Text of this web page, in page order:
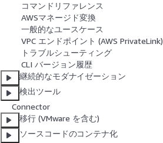
コマンドリファレンス
AWSマネージド変換
一般的なユースケース
VPC エンドポイント (AWS PrivateLink)
トラブルシューティング
CLI バージョン履歴
継続的なモダナイゼーション
検出ツール
Connector
移行 (VMware を含む)
ソースコードのコンテナ化